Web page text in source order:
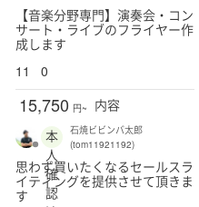
【音楽分野専門】演奏会・コン
サート・ライブのフライヤー作
成します
11
0
15,750 円~ 内容
本
人
確
認
石焼ビビンバ太郎
(tom11921192)
思わず買いたくなるセールスラ
イティングを提供させて頂きま
す